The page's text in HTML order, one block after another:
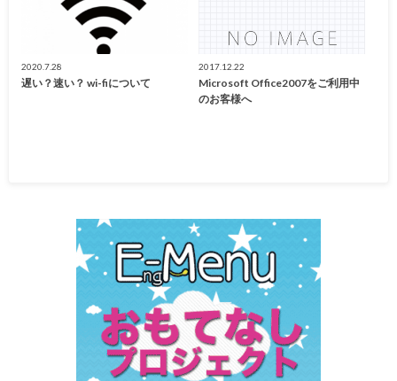
2020.7.28
遅い？速い？ wi-fiについて
2017.12.22
Microsoft Office2007をご利用中
のお客様へ